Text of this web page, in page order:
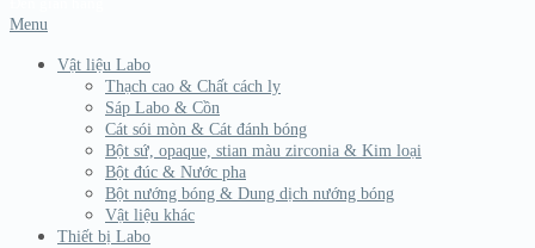
Menu
Vật liệu Labo
Thạch cao & Chất cách ly
Sáp Labo & Cồn
Cát sói mòn & Cát đánh bóng
Bột sứ, opaque, stian màu zirconia & Kim loại
Bột đúc & Nước pha
Bột nướng bóng & Dung dịch nướng bóng
Vật liệu khác
Thiết bị Labo